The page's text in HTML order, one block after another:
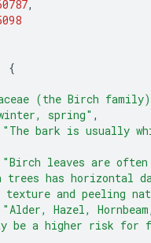
,
{
(the Birch
spring" ,
"The bark is usually
"Birch leaves are
trees has
and peeling
"Alder, Hazel,
be a higher risk for